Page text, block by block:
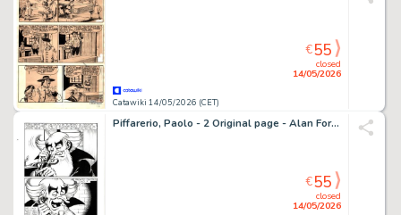
Catawiki 14/05/2026 (CET)
closed
14/05/2026
€55
Piffarerio, Paolo - 2 Original page - Alan Ford #117 - "Superciuk vive ancora" - 1979
closed
14/05/2026
€55